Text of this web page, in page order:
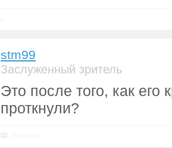
stm99
Заслуженный зритель
Это после того, как
проткнули?